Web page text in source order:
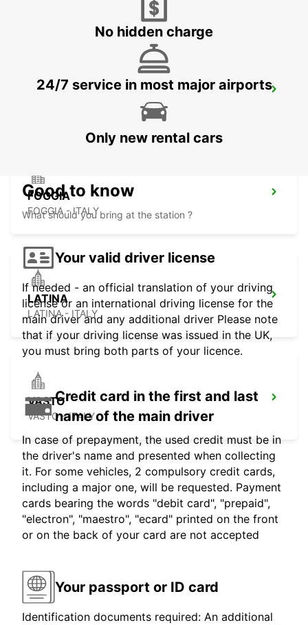
AVELLINO
FOGGIA
FOGGIA - ITALY
LATINA
LATINA - ITALY
VASTO
VASTO - ITALY
No hidden charge
24/7 service in most major airports
Only new rental cars
Good to know
What should you bring at the station ?
Your valid driver license
If needed - an official translation of your driving
license or an international driving license for the
main driver and any additional driver Please note
that if your driving license was issued in the UK,
you must bring both parts of your licence.
Credit card in the first and last
name of the main driver
In case of prepayment, the used credit must be in
the driver's name and presented when collecting
it. For some vehicles, 2 compulsory credit cards,
including a major one, will be requested. Payment
cards bearing the words "debit card", "prepaid",
"electron", "maestro", "ecard" printed on the front
or on the back of your card are not accepted
Your passport or ID card
Identification documents required: An additional